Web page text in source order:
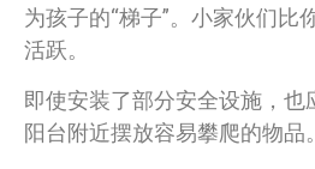
为孩子的“梯子”。小家伙们比
活跃。
即使安装了部分安全设施，也
阳台附近摆放容易攀爬的物品。